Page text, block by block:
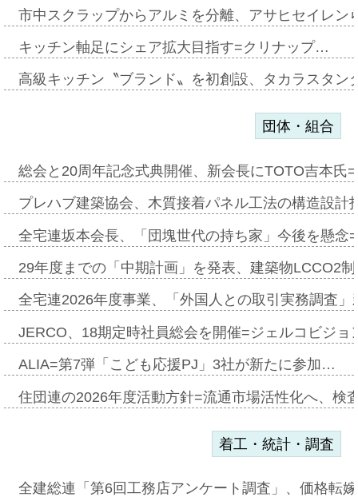
市中スクラップからアルミを分離、アサヒセイレ
キッチン軸足にシェア拡大目指す=クリナップ…
高級キッチン〝ブランド〟を初創設、タカラスタ
団体・組合
総会と20周年記念式典開催、新会長にTOTO吉本氏
プレハブ建築協会、木質接着パネル工法の構造設
全宅連坂本会長、「団塊世代の持ち家」今後を懸
29年度までの「中期計画」を発表、建築物LCCO2
全宅連2026年度事業、「外国人との取引実務調査
JERCO、18期定時社員総会を開催=ジェルコビジ
ALIA=第7弾「こども応援PJ」3社が新たに参加…
住団連の2026年度活動方針=流通市場活性化へ、検
着工・統計・調査
全建総連「第6回工務店アンケート調査」、価格転